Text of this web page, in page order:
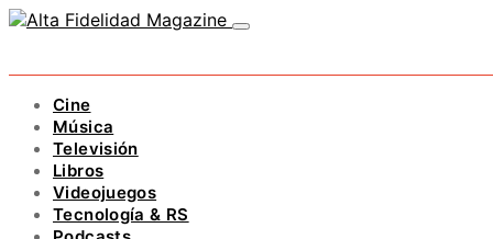
Cine
Música
Televisión
Libros
Videojuegos
Tecnología & RS